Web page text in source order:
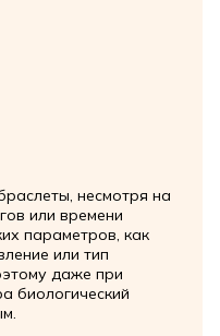
несмотря на
или времени
параметров, как
или тип
даже при
биологический